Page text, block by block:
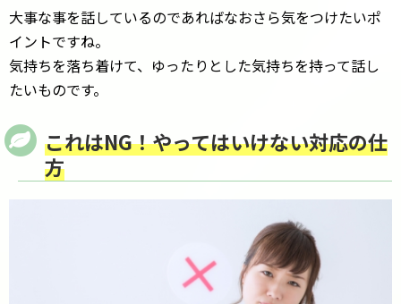
大事な事を話しているのであればなおさら気をつけたいポ
イントですね。
気持ちを落ち着けて、ゆったりとした気持ちを持って話し
たいものです。
これはNG！やってはいけない対応の仕
方